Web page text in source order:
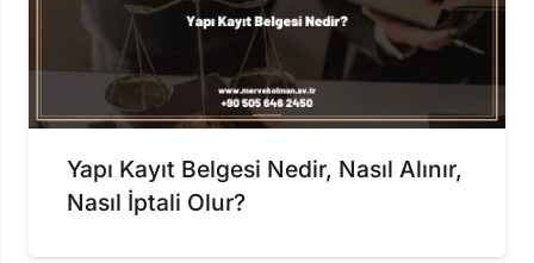
Yapı Kayıt Belgesi Nedir, Nasıl Alınır,
Nasıl İptali Olur?